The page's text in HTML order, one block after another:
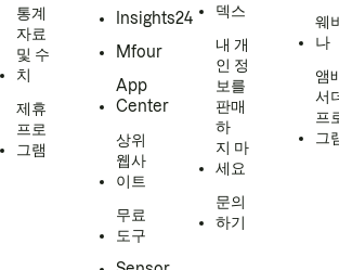
통계
자료
및 수
치
제휴
프로
그램
Insights24
Mfour
App
Center
상위
웹사
이트
무료
도구
덱스
내 개
인 정
보를
판매
하
지 마
세요
문의
하기
웨
나
앰
서
프
그